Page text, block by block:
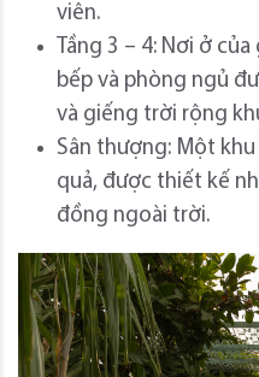
viên.
Tầng 3 – 4: Nơi ở
bếp và phòng ngủ
và giếng trời rộng
Sân thượng: Một
quả, được thiết kế
đồng ngoài trời.